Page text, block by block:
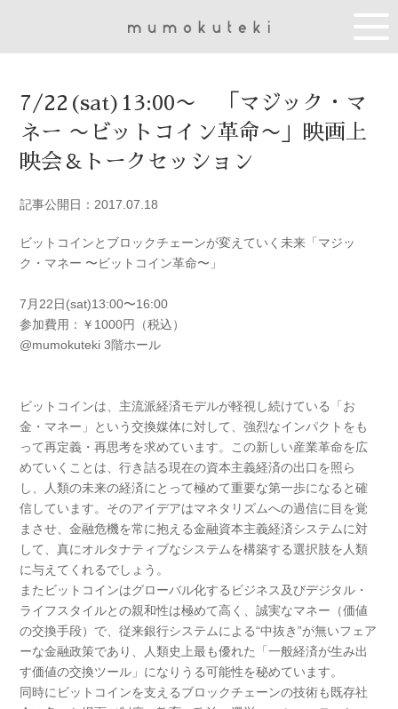
7/22(sat)13:00〜 「マジック・マ
ネー 〜ビットコイン革命〜」映画上
映会＆トークセッション
記事公開日：2017.07.18
ビットコインとブロックチェーンが変えていく未来「マジッ
ク・マネー 〜ビットコイン革命〜」
7月22日(sat)13:00〜16:00
参加費用：￥1000円（税込）
@mumokuteki 3階ホール
ビットコインは、主流派経済モデルが軽視し続けている「お
金・マネー」という交換媒体に対して、強烈なインパクトをも
って再定義・再思考を求めています。この新しい産業革命を広
めていくことは、行き詰る現在の資本主義経済の出口を照ら
し、人類の未来の経済にとって極めて重要な第一歩になると確
信しています。そのアイデアはマネタリズムへの過信に目を覚
まさせ、金融危機を常に抱える金融資本主義経済システムに対
して、真にオルタナティブなシステムを構築する選択肢を人類
に与えてくれるでしょう。
またビットコインはグローバル化するビジネス及びデジタル・
ライフスタイルとの親和性は極めて高く、誠実なマネー（価値
の交換手段）で、従来銀行システムによる“中抜き”が無いフェア
ーな金融政策であり、人類史上最も優れた「一般経済が生み出
す価値の交換ツール」になりうる可能性を秘めています。
同時にビットコインを支えるブロックチェーンの技術も既存社